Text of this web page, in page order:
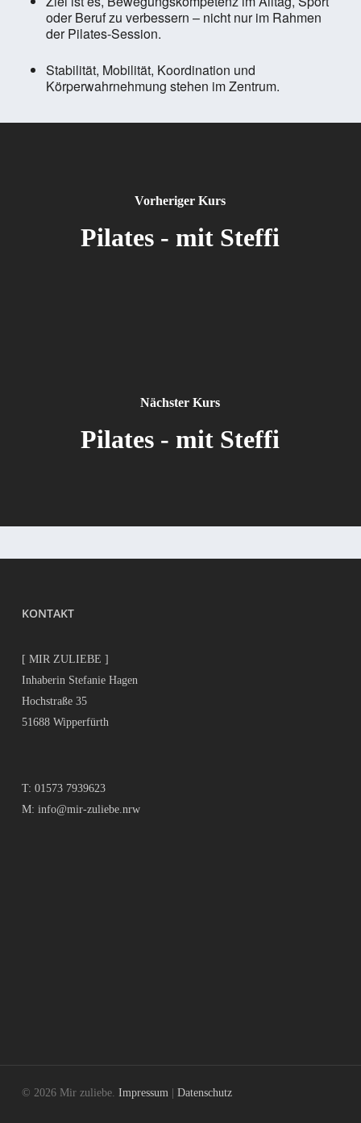
oder Beruf zu verbessern – nicht nur im Rahmen
der Pilates-Session.
Stabilität, Mobilität, Koordination und
Körperwahrnehmung stehen im Zentrum.
Vorheriger Kurs
Pilates - mit Steffi
Nächster Kurs
Pilates - mit Steffi
KONTAKT
[ MIR ZULIEBE ]
Inhaberin Stefanie Hagen
Hochstraße 35
51688 Wipperfürth
T: 01573 7939623
M: info@mir-zuliebe.nrw
© 2026 Mir zuliebe. Impressum| Datenschutz